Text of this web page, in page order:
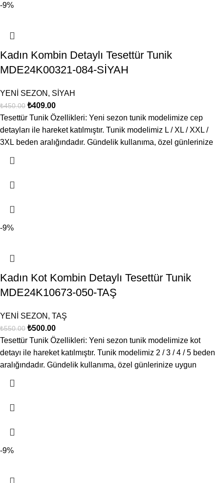
-9%
Kadın Kombin Detaylı Tesettür Tunik
MDE24K00321-084-SİYAH
YENİ SEZON , SİYAH
₺450.00 ₺409.00
Tesettür Tunik Özellikleri: Yeni sezon tunik modelimize cep
detayları ile hareket katılmıştır. Tunik modelimiz L / XL / XXL /
3XL beden aralığındadır. Gündelik kullanıma, özel günlerinize
-9%
Kadın Kot Kombin Detaylı Tesettür Tunik
MDE24K10673-050-TAŞ
YENİ SEZON , TAŞ
₺550.00 ₺500.00
Tesettür Tunik Özellikleri: Yeni sezon tunik modelimize kot
detayı ile hareket katılmıştır. Tunik modelimiz 2 / 3 / 4 / 5 beden
aralığındadır. Gündelik kullanıma, özel günlerinize uygun
-9%